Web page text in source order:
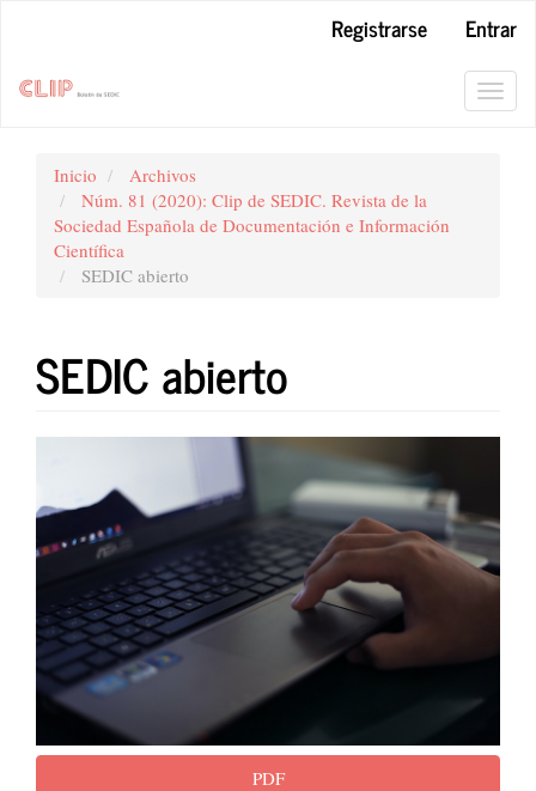
principal
Registrarse
Entrar
Inicio
Archivos
Núm. 81 (2020): Clip de SEDIC. Revista de la
Sociedad Española de Documentación e Información
Científica
SEDIC abierto
SEDIC abierto
Barra
lateral
del
artículo
PDF